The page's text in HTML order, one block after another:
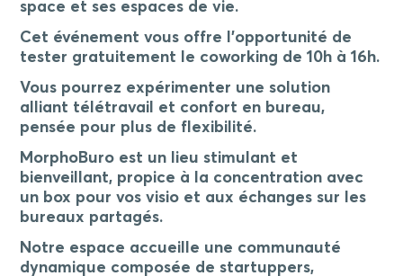
space et ses espaces de vie.
Cet événement vous offre l’opportunité de
tester gratuitement le coworking de 10h à 16h.
Vous pourrez expérimenter une solution
alliant télétravail et confort en bureau,
pensée pour plus de flexibilité.
MorphoBuro est un lieu stimulant et
bienveillant, propice à la concentration avec
un box pour vos visio et aux échanges sur les
bureaux partagés.
Notre espace accueille une communauté
dynamique composée de startuppers,